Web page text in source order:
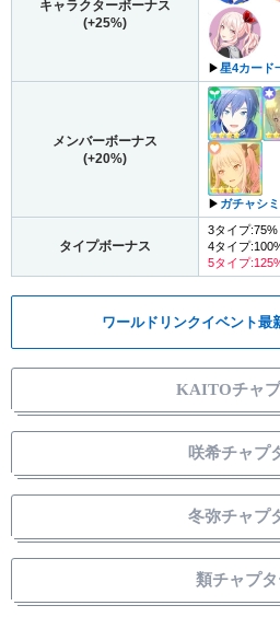
キャラクターボーナス
(+25%)
▶︎星4カード
メンバーボーナス
(+20%)
▶︎ ガチャシ
タイプボーナス
3タイプ:75%
4タイプ
5タイプ
ワールドリンクイベント最
KAITOチャ
咲希チャプ
冬弥チャプ
類チャプ